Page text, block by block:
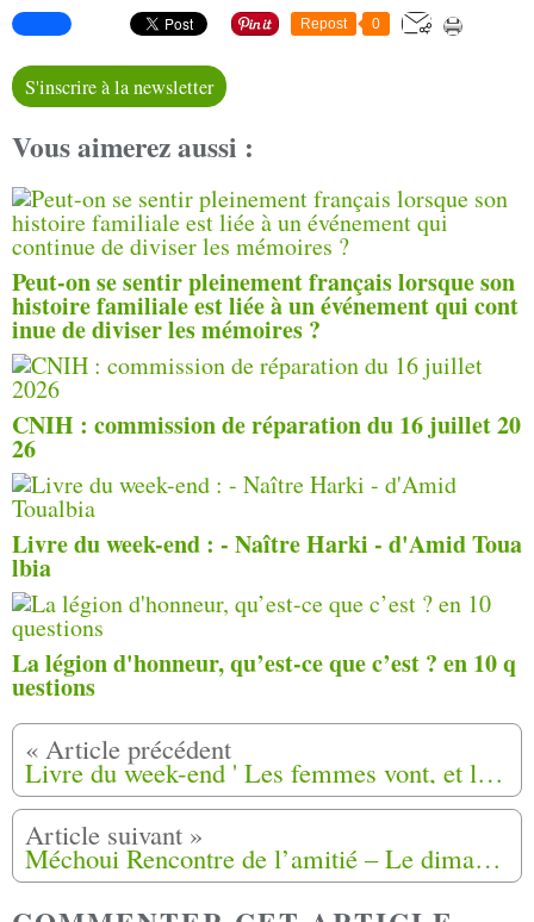
Repost 0
S'inscrire à la newsletter
Vous aimerez aussi :
Peut-on se sentir pleinement français lorsque son
histoire familiale est liée à un événement qui cont
inue de diviser les mémoires ?
CNIH : commission de réparation du 16 juillet 20
26
Livre du week-end : - Naître Harki - d'Amid Toua
lbia
La légion d'honneur, qu’est-ce que c’est ? en 10 q
uestions
Livre du week-end ' Les femmes vont, et les tatouages racontent' de Rym Boudjemaa, Camille Clément
Méchoui Rencontre de l’amitié – Le dimanche 21 septembre 2025 à 12h00 à Creysse (24100)